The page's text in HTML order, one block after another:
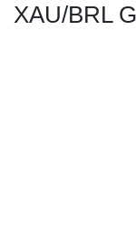
XAU/BRL